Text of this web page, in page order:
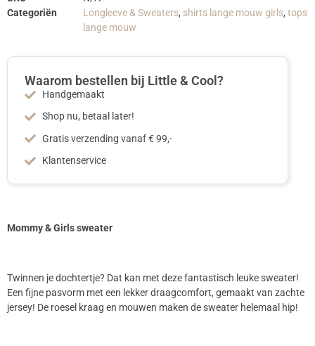
Categoriën
Longleeve & Sweaters, shirts lange mouw girls, tops
lange mouw
Waarom bestellen bij Little & Cool?
Handgemaakt
Shop nu, betaal later!
Gratis verzending vanaf € 99,-
Klantenservice
Mommy & Girls sweater
Twinnen je dochtertje? Dat kan met deze fantastisch leuke sweater!
Een fijne pasvorm met een lekker draagcomfort, gemaakt van zachte
jersey! De roesel kraag en mouwen maken de sweater helemaal hip!